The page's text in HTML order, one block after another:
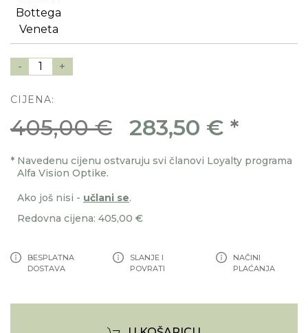
- 1 +
CIJENA:
405,00 € 283,50 € *
* Navedenu cijenu ostvaruju svi članovi Loyalty programa
Alfa Vision Optike.
Ako još nisi - učlani se.
Redovna cijena: 405,00 €
BESPLATNA
DOSTAVA
SLANJE I
POVRATI
NAČINI
PLAĆANJA